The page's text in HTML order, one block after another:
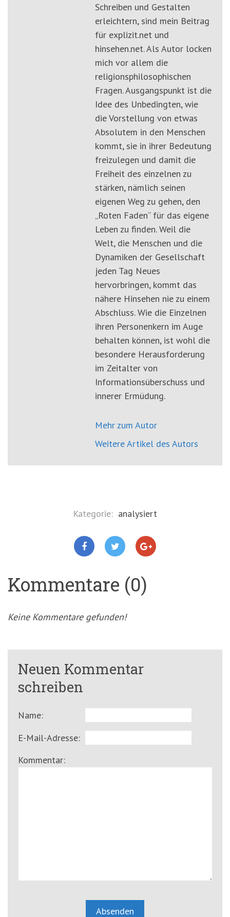
Schreiben und Gestalten
erleichtern, sind mein Beitrag
für explizit.net und
hinsehen.net. Als Autor locken
mich vor allem die
religionsphilosophischen
Fragen. Ausgangspunkt ist die
Idee des Unbedingten, wie
die Vorstellung von etwas
Absolutem in den Menschen
kommt, sie in ihrer Bedeutung
freizulegen und damit die
Freiheit des einzelnen zu
stärken, nämlich seinen
eigenen Weg zu gehen, den
„Roten Faden“ für das eigene
Leben zu finden. Weil die
Welt, die Menschen und die
Dynamiken der Gesellschaft
jeden Tag Neues
hervorbringen, kommt das
nähere Hinsehen nie zu einem
Abschluss. Wie die Einzelnen
ihren Personenkern im Auge
behalten können, ist wohl die
besondere Herausforderung
im Zeitalter von
Informationsüberschuss und
innerer Ermüdung.
Mehr zum Autor
Weitere Artikel des Autors
Kategorie: analysiert
Kommentare (0)
Keine Kommentare gefunden!
Neuen Kommentar
schreiben
Name:
E-Mail-Adresse:
Kommentar: